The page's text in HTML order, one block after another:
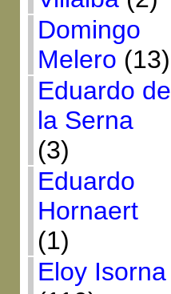
Domingo
Melero (13)
Eduardo de
la Serna
(3)
Eduardo
Hornaert
(1)
Eloy Isorna